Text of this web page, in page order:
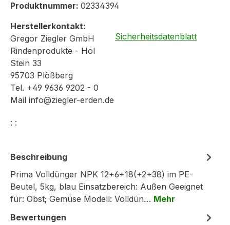
Produktnummer: 02334394
Herstellerkontakt:
Gregor Ziegler GmbH
Rindenprodukte - Hol
Stein 33
95703 Plößberg
Tel. +49 9636 9202 - 0
Mail info@ziegler-erden.de
Sicherheitsdatenblatt
: :
Beschreibung
Prima Volldünger NPK 12+6+18(+2+38) im PE-
Beutel, 5kg, blau Einsatzbereich: Außen Geeignet
für: Obst; Gemüse Modell: Volldün… Mehr
Bewertungen